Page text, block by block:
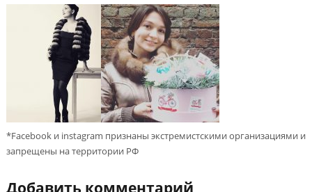
*Facebook и instagram признаны экстремистскими организациями и
запрещены на территории РФ